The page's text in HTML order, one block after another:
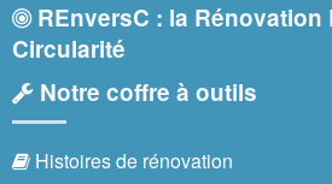
REnversC : la Rénovation
Circularité
Notre coffre à outils
Histoires de rénovation